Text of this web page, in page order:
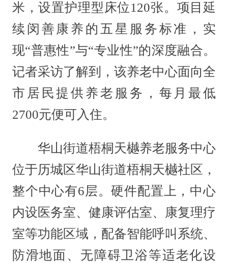
米，设置护理型床位120张。项目延
续闵善康养的五星服务标准，实
现“普惠性”与“专业性”的深度融合。
记者采访了解到，该养老中心面向全
市居民提供养老服务，每月最低
2700元便可入住。
华山街道梧桐天樾养老服务中心
位于历城区华山街道梧桐天樾社区，
整个中心有6层。硬件配置上，中心
内设医务室、健康评估室、康复理疗
室等功能区域，配备智能呼叫系统、
防滑地面、无障碍卫浴等适老化设